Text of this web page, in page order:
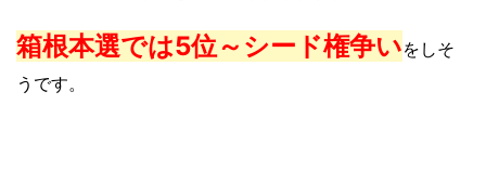
箱根本選では5位～シード権争いをしそ
うです。